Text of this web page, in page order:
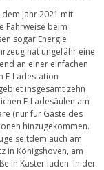
Jahr 2021 mit
Fahrweise beim
sogar Energie
hat ungefähr eine
an einer einfachen
E-Ladestation
insgesamt zehn
E-Ladesäulen am
(nur für Gäste des
hinzugekommen.
seitdem auch am
in Königshoven, am
in Kaster laden. In der